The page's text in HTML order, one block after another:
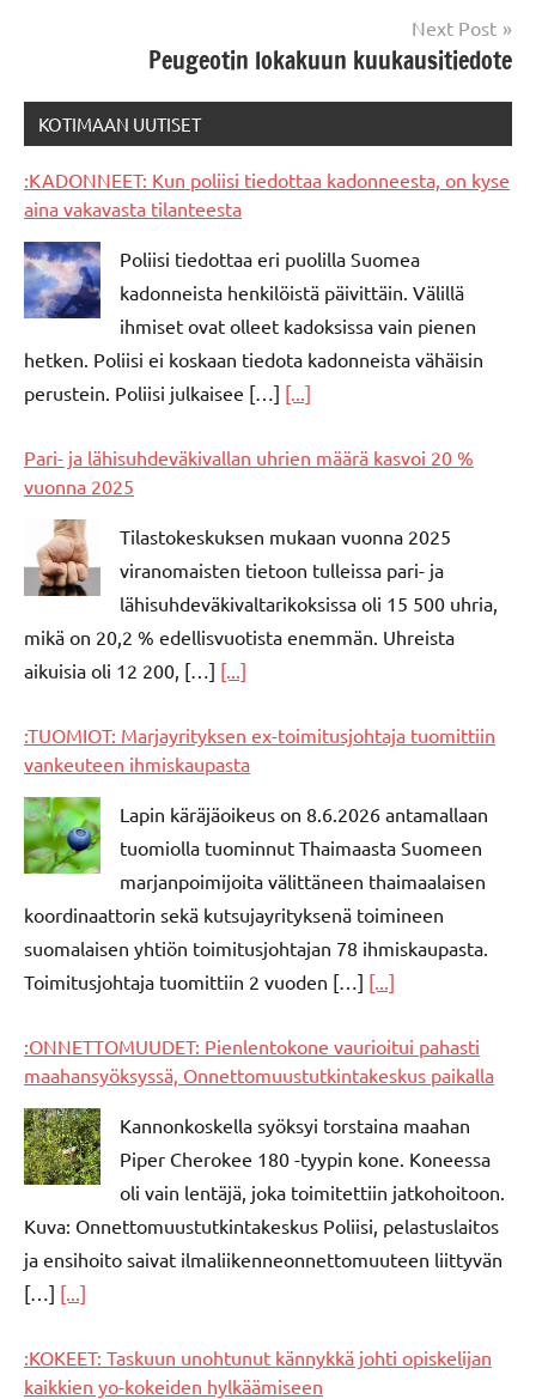
Next Post
Peugeotin lokakuun kuukausitiedote
KOTIMAAN UUTISET
:KADONNEET: Kun poliisi tiedottaa kadonneesta, on kyse
aina vakavasta tilanteesta
Poliisi tiedottaa eri puolilla Suomea
kadonneista henkilöistä päivittäin. Välillä
ihmiset ovat olleet kadoksissa vain pienen
hetken. Poliisi ei koskaan tiedota kadonneista vähäisin
perustein. Poliisi julkaisee […] [...]
Pari- ja lähisuhdeväkivallan uhrien määrä kasvoi 20 %
vuonna 2025
Tilastokeskuksen mukaan vuonna 2025
viranomaisten tietoon tulleissa pari- ja
lähisuhdeväkivaltarikoksissa oli 15 500 uhria,
mikä on 20,2 % edellisvuotista enemmän. Uhreista
aikuisia oli 12 200, […] [...]
:TUOMIOT: Marjayrityksen ex-toimitusjohtaja tuomittiin
vankeuteen ihmiskaupasta
Lapin käräjäoikeus on 8.6.2026 antamallaan
tuomiolla tuominnut Thaimaasta Suomeen
marjanpoimijoita välittäneen thaimaalaisen
koordinaattorin sekä kutsujayrityksenä toimineen
suomalaisen yhtiön toimitusjohtajan 78 ihmiskaupasta.
Toimitusjohtaja tuomittiin 2 vuoden […] [...]
:ONNETTOMUUDET: Pienlentokone vaurioitui pahasti
maahansyöksyssä, Onnettomuustutkintakeskus paikalla
Kannonkoskella syöksyi torstaina maahan
Piper Cherokee 180 -tyypin kone. Koneessa
oli vain lentäjä, joka toimitettiin jatkohoitoon.
Kuva: Onnettomuustutkintakeskus Poliisi, pelastuslaitos
ja ensihoito saivat ilmaliikenneonnettomuuteen liittyvän
[…] [...]
:KOKEET: Taskuun unohtunut kännykkä johti opiskelijan
kaikkien yo-kokeiden hylkäämiseen